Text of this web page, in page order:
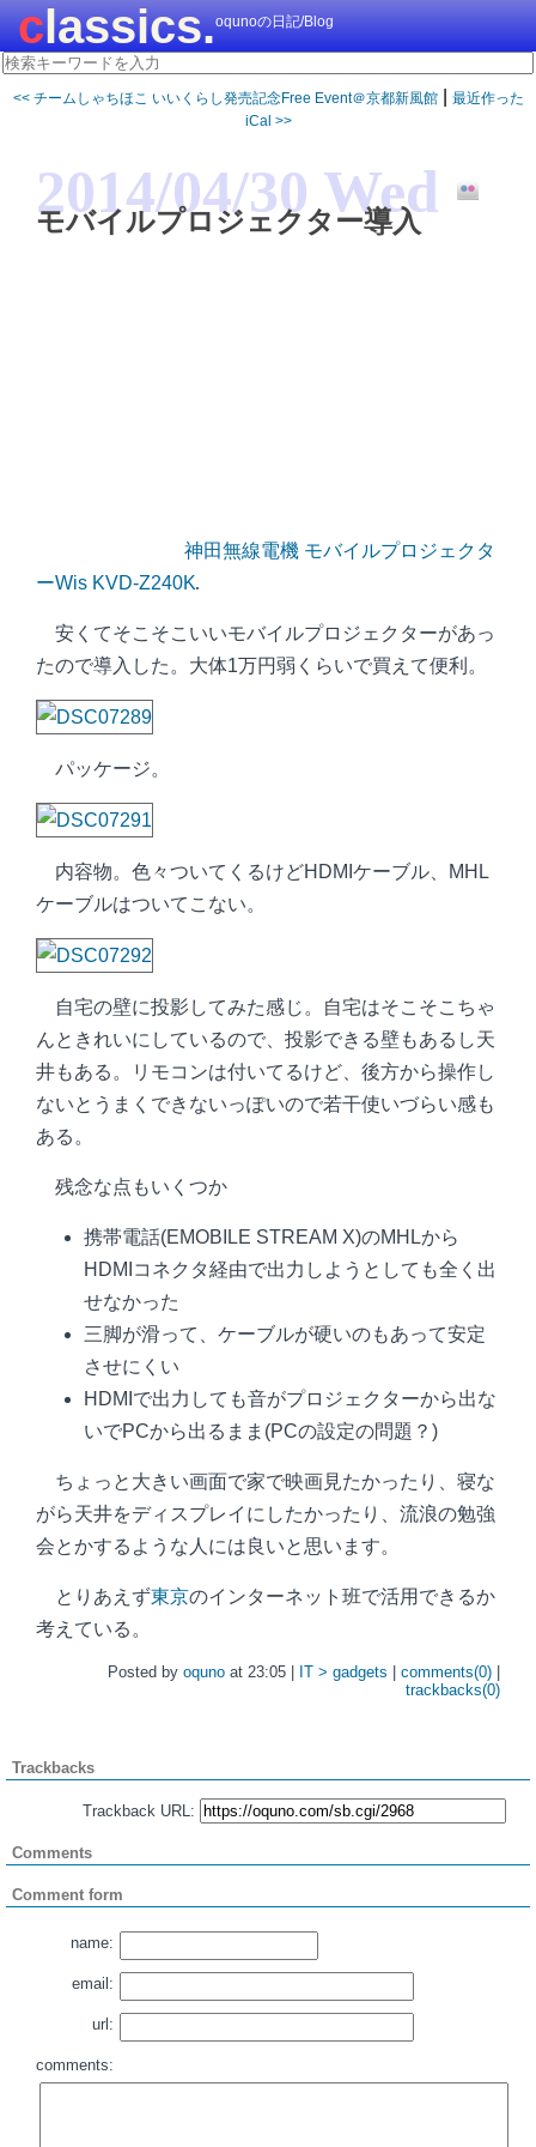
classics.oqunoの日記/Blog
<< チームしゃちほこ いいくらし発売記念Free Event＠京都新風館|
最近作った
iCal >>
2014/04/30 Wed
モバイルプロジェクター導入
神田無線電機 モバイルプロジェクタ
ーWis KVD-Z240K
安くてそこそこいいモバイルプロジェクターがあっ
たので導入した。大体1万円弱くらいで買えて便利。
パッケージ。
内容物。色々ついてくるけどHDMIケーブル、MHL
ケーブルはついてこない。
自宅の壁に投影してみた感じ。自宅はそこそこちゃ
んときれいにしているので、投影できる壁もあるし天
井もある。リモコンは付いてるけど、後方から操作し
ないとうまくできないっぽいので若干使いづらい感も
ある。
残念な点もいくつか
携帯電話(EMOBILE STREAM X)のMHLから
HDMIコネクタ経由で出力しようとしても全く出
せなかった
三脚が滑って、ケーブルが硬いのもあって安定
させにくい
HDMIで出力しても音がプロジェクターから出な
いでPCから出るまま(PCの設定の問題？)
ちょっと大きい画面で家で映画見たかったり、寝な
がら天井をディスプレイにしたかったり、流浪の勉強
会とかするような人には良いと思います。
とりあえず東京のインターネット班で活用できるか
考えている。
Posted by oquno at 23:05 | IT > gadgets comments(0)
trackbacks(0)
Trackbacks
Trackback URL:
Comments
Comment form
name:
email:
url:
comments: